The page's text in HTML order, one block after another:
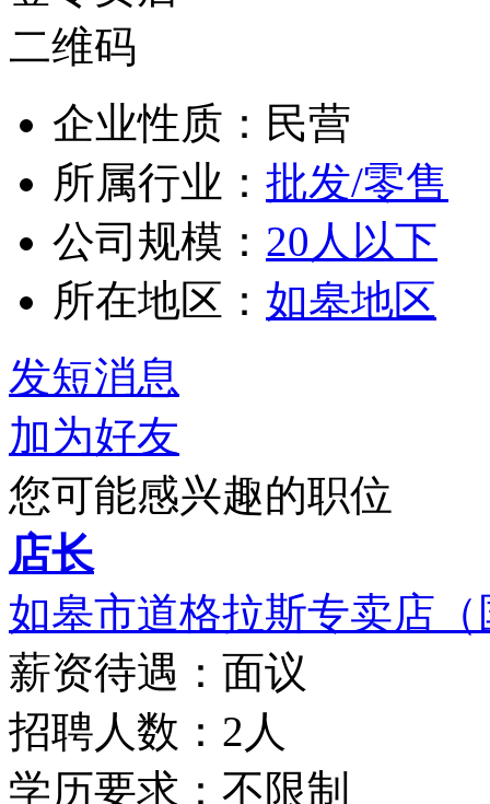
企业性质：民营
所属行业： 批发/零售
公司规模： 20人以下
所在地区： 如皋地区
发短消息
加为好友
您可能感兴趣的职位
店长
如皋市道格拉斯专卖店（
薪资待遇：面议
招聘人数：2人
学历要求：不限制